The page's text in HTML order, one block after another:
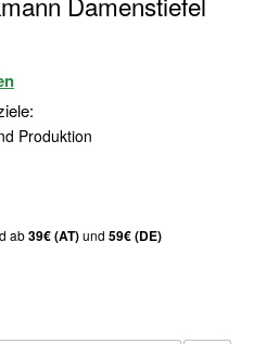
Produktion
ab39€ (AT)und 59€ (DE)